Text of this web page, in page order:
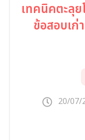
เทคนิคตะลุ
ข้อสอบเก่
20/07/